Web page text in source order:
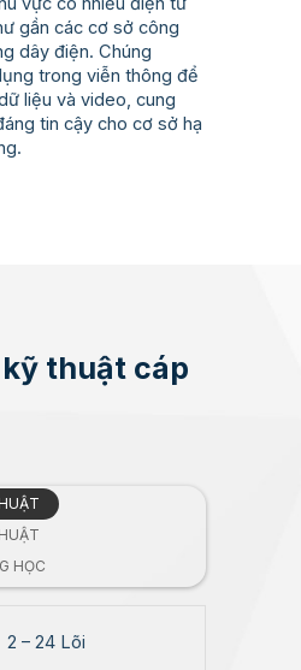
gần các cơ sở công
dây điện. Chúng
trong viễn thông để
liệu và video, cung
tin cậy cho cơ sở hạ
thuật cáp
HỌC
2 – 24 Lõi